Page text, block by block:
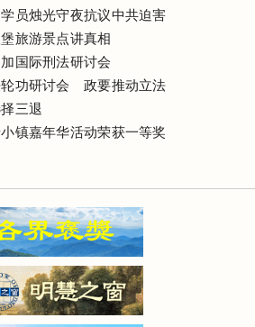
员烛光守夜抗议中共迫害
旅游景点讲真相
国际刑法研讨会
轮功研讨会 政要推动立法
三退
镇嘉年华活动荣获一等奖